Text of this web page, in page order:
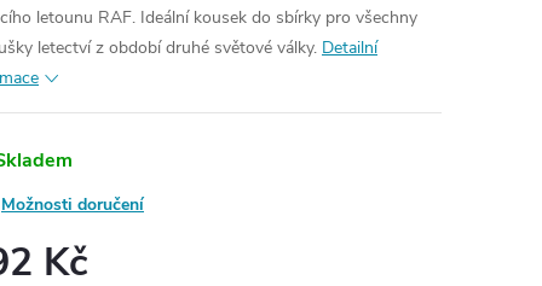
letounu RAF. Ideální kousek do sbírky pro všechny
letectví z období druhé světové války. Detailní
Možnosti doručení
Kč